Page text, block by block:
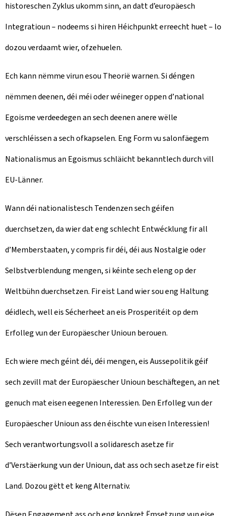
historeschen Zyklus ukomm sinn, an datt d’europäesch
Integratioun – nodeems si hiren Héichpunkt erreecht huet – lo
dozou verdaamt wier, ofzehuelen.
Ech kann nëmme virun esou Theorië warnen. Si déngen
nëmmen deenen, déi méi oder wéineger oppen d’national
Egoisme verdeedegen an sech deenen anere wëlle
verschléissen a sech ofkapselen. Eng Form vu salonfäegem
Nationalismus an Egoismus schläicht bekanntlech durch vill
EU-Länner.
Wann déi nationalistesch Tendenzen sech géifen
duerchsetzen, da wier dat eng schlecht Entwécklung fir all
d’Memberstaaten, y compris fir déi, déi aus Nostalgie oder
Selbstverblendung mengen, si kéinte sech eleng op der
Weltbühn duerchsetzen. Fir eist Land wier sou eng Haltung
déidlech, well eis Sécherheet an eis Prosperitéit op dem
Erfolleg vun der Europäescher Unioun berouen.
Ech wiere mech géint déi, déi mengen, eis Aussepolitik géif
sech zevill mat der Europäescher Unioun beschäftegen, an net
genuch mat eisen eegenen Interessien. Den Erfolleg vun der
Europäescher Unioun ass den éischte vun eisen Interessien!
Sech verantwortungsvoll a solidaresch asetze fir
d’Verstäerkung vun der Unioun, dat ass och sech asetze fir eist
Land. Dozou gëtt et keng Alternativ.